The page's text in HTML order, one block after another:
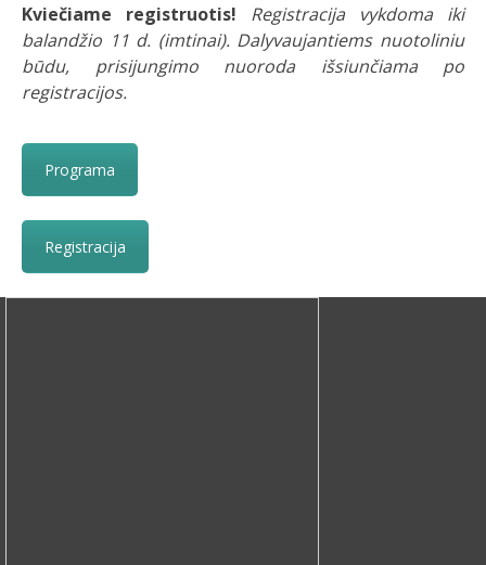
Kviečiame registruotis!
Registracija vykdoma iki
balandžio 11 d. (imtinai). Dalyvaujantiems nuotoliniu
būdu, prisijungimo nuoroda išsiunčiama po
registracijos.
Programa
Registracija